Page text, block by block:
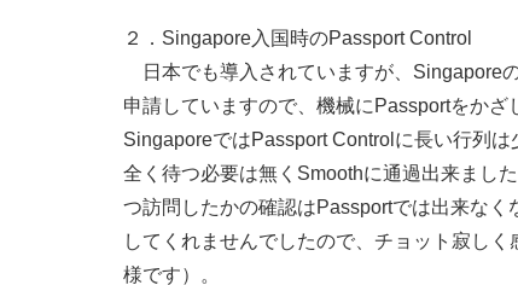
２．Singapore入国時のPassport Control
日本でも導入されていますが、Singapore
申請していますので、機械にPassportをか
SingaporeではPassport Controlに長い行列
全く待つ必要は無くSmoothに通過出来まし
つ訪問したかの確認はPassportでは出来な
してくれませんでしたので、チョット寂し
様です）。